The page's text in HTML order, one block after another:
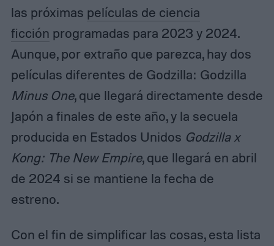
las próximas películas de ciencia
ficción programadas para 2023 y 2024.
Aunque, por extraño que parezca, hay dos
películas diferentes de Godzilla: Godzilla
Minus One, que llegará directamente desde
Japón a finales de este año, y la secuela
producida en Estados Unidos Godzilla x
Kong: The New Empire, que llegará en abril
de 2024 si se mantiene la fecha de
estreno.
Con el fin de simplificar las cosas, esta lista